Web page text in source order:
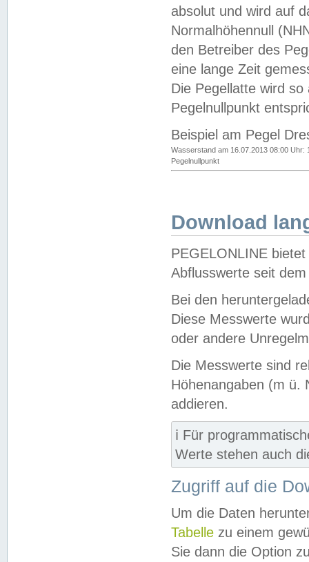
absolut und wird auf
Normalhöhennull
den Betreiber des
eine lange Zeit
Die Pegellatte wird
Pegelnullpunkt
Beispiel am Pegel
Wasserstand am 16.07.2013 08:00 Uhr:
Pegelnullpunkt
Download
PEGELONLINE
Abflusswerte seit
Bei den
Diese Messwerte
oder andere
Die Messwerte sind
Höhenangaben (m ü.
addieren.
ℹ️ Für
Werte stehen auch
Zugriff auf die
Um die Daten
Tabelle zu einem
Sie dann die Option